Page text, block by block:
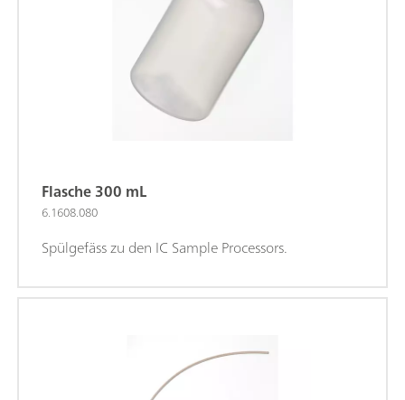
Flasche 300 mL
6.1608.080
Spülgefäss zu den IC Sample Processors.